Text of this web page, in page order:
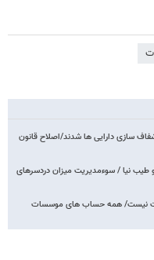
سازی دارایی ها شدند/اصلاح قانون
نیا / سوءمدیریت میزان دردسرهای
نیست/ همه حساب های موسسات